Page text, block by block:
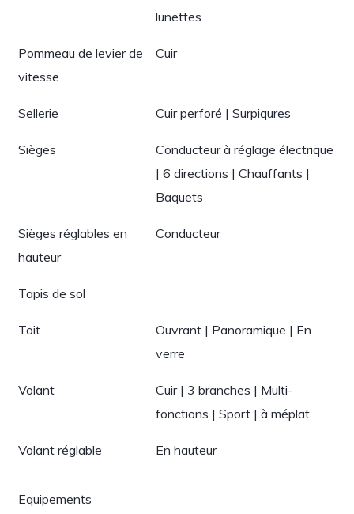
lunettes
Pommeau de levier de
vitesse
Cuir
Sellerie Cuir perforé | Surpiqures
Sièges
Conducteur à réglage électrique
| 6 directions | Chauffants |
Baquets
Sièges réglables en
hauteur
Conducteur
Tapis de sol
Toit
Ouvrant | Panoramique | En
verre
Volant
Cuir | 3 branches | Multi-
fonctions | Sport | à méplat
Volant réglable En hauteur
Equipements